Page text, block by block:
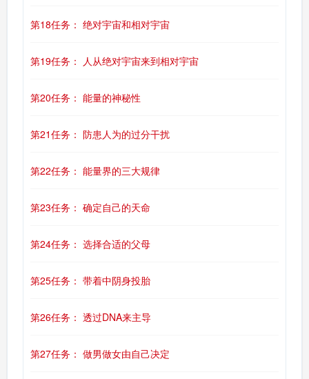
第18任务： 绝对宇宙和相对宇宙
第19任务： 人从绝对宇宙来到相对宇宙
第20任务： 能量的神秘性
第21任务： 防患人为的过分干扰
第22任务： 能量界的三大规律
第23任务： 确定自己的天命
第24任务： 选择合适的父母
第25任务： 带着中阴身投胎
第26任务： 透过DNA来主导
第27任务： 做男做女由自己决定